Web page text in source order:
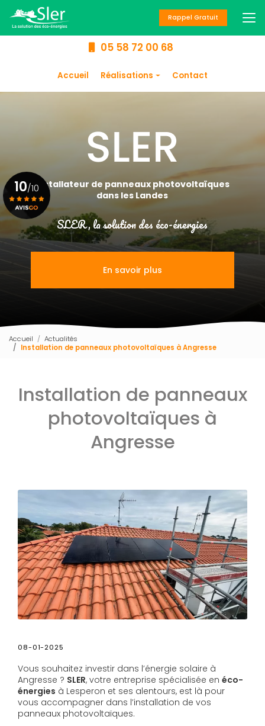
au
contenu
principal
05 58 72 00 68
Accueil Réalisations
Chauffage
Climatisation
Contact
Rappel Gratuit
Installateur de panneaux photovoltaïques
dans les Landes
SLER, la solution des éco-énergies
En savoir plus
10/10
Voir le certificat
Accueil
Actualités
Installation de panneaux photovoltaïques à Angresse
Installation de panneaux
photovoltaïques à
Angresse
08-01-2025
Vous souhaitez investir dans l’énergie solaire à
Angresse ? SLER, votre entreprise spécialisée en éco-
énergies à Lesperon et ses alentours, est là pour
vous accompagner dans l’installation de vos
panneaux photovoltaïques.